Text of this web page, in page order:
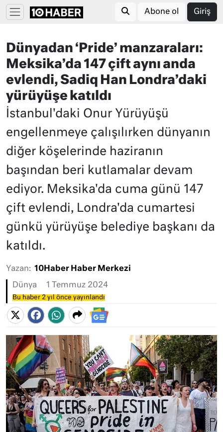
Abone ol Giriş
Dünyadan ‘Pride’ manzaraları:
Meksika’da 147 çift aynı anda
evlendi, Sadiq Han Londra’daki
yürüyüşe katıldı
İstanbul'daki Onur Yürüyüşü
engellenmeye çalışılırken dünyanın
diğer köşelerinde haziranın
başından beri kutlamalar devam
ediyor. Meksika'da cuma günü 147
çift evlendi, Londra'da cumartesi
günkü yürüyüşe belediye başkanı da
katıldı.
Yazan: 10Haber Haber Merkezi
Dünya 1 Temmuz 2024
Bu haber 2 yıl önce yayınlandı